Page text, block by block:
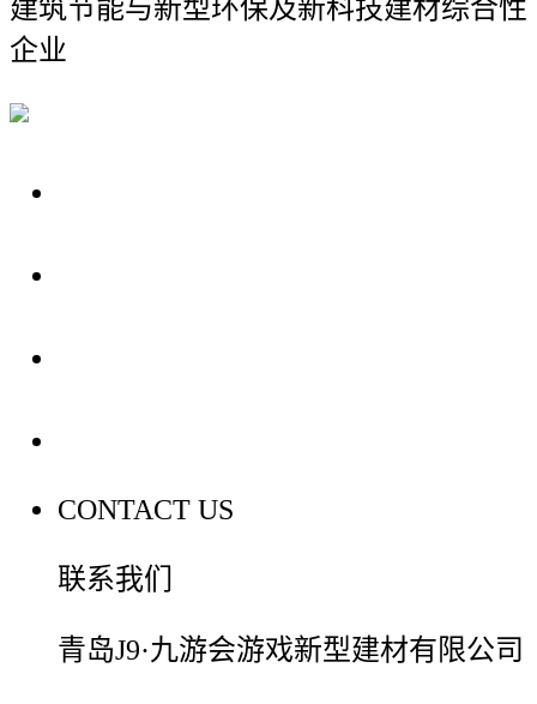
建筑节能与新型环保及新科技建材综合性
企业
CONTACT US
联系我们
青岛J9·九游会游戏新型建材有限公司